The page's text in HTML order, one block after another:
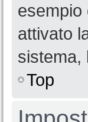
esempio
attivato
sistema,
Top